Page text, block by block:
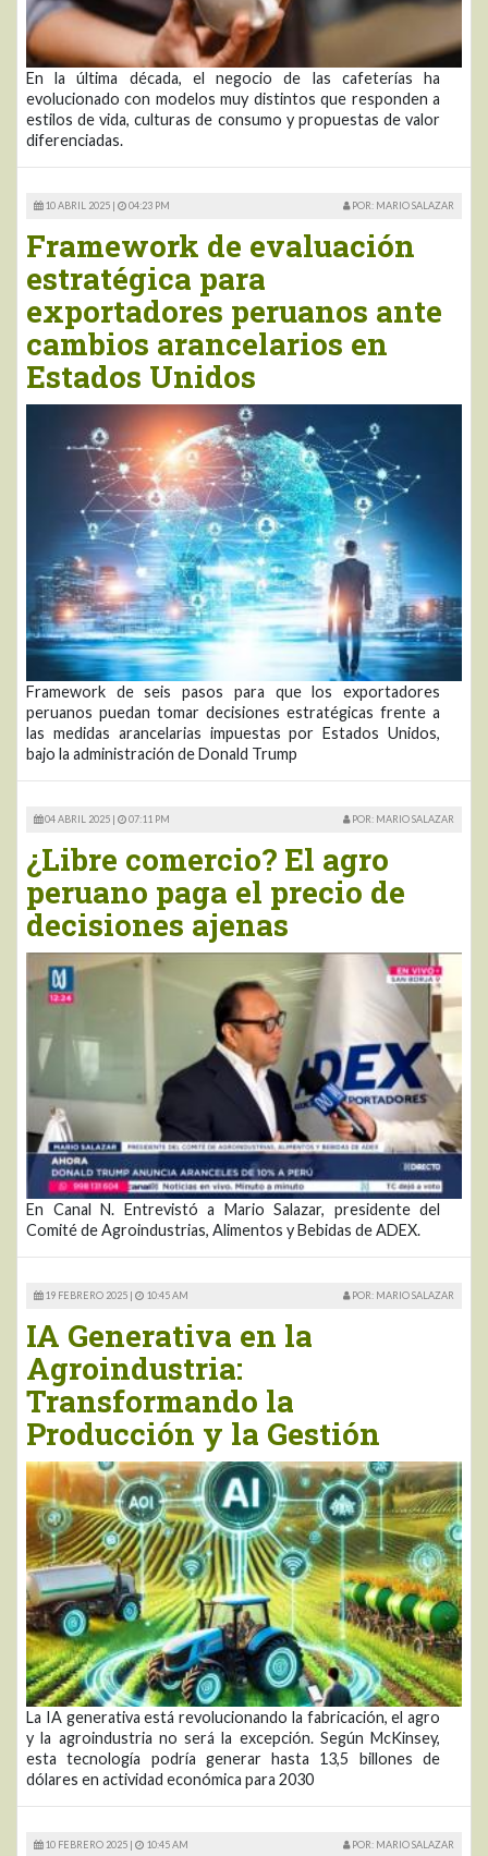
En la última década, el negocio de las cafeterías ha
evolucionado con modelos muy distintos que responden a
estilos de vida, culturas de consumo y propuestas de valor
diferenciadas.
10 ABRIL 2025 | 04:23 PM POR: MARIO SALAZAR
Framework de evaluación
estratégica para
exportadores peruanos ante
cambios arancelarios en
Estados Unidos
Framework de seis pasos para que los exportadores
peruanos puedan tomar decisiones estratégicas frente a
las medidas arancelarias impuestas por Estados Unidos,
bajo la administración de Donald Trump
04 ABRIL 2025 | 07:11 PM POR: MARIO SALAZAR
¿Libre comercio? El agro
peruano paga el precio de
decisiones ajenas
En Canal N. Entrevistó a Mario Salazar, presidente del
Comité de Agroindustrias, Alimentos y Bebidas de ADEX.
19 FEBRERO 2025 | 10:45 AM POR: MARIO SALAZAR
IA Generativa en la
Agroindustria:
Transformando la
Producción y la Gestión
La IA generativa está revolucionando la fabricación, el agro
y la agroindustria no será la excepción. Según McKinsey,
esta tecnología podría generar hasta 13,5 billones de
dólares en actividad económica para 2030
10 FEBRERO 2025 | 10:45 AM POR: MARIO SALAZAR